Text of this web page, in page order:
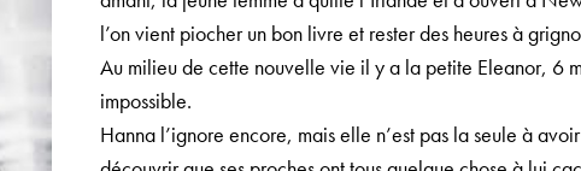
l’on vient piocher un bon livre et rester des heures à
Au milieu de cette nouvelle vie il y a la petite Eleanor, 6
impossible.
Hanna l’ignore encore, mais elle n’est pas la seule à